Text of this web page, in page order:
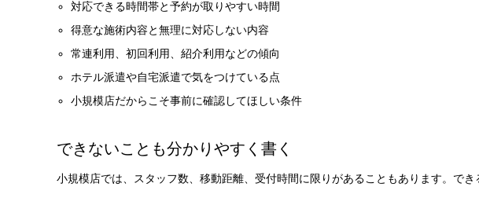
対応できる時間帯と予約が取りやすい時間
得意な施術内容と無理に対応しない内容
常連利用、初回利用、紹介利用などの傾向
ホテル派遣や自宅派遣で気をつけている点
小規模店だからこそ事前に確認してほしい条件
できないことも分かりやすく書く
小規模店では、スタッフ数、移動距離、受付時間に限りがあることもあります。で